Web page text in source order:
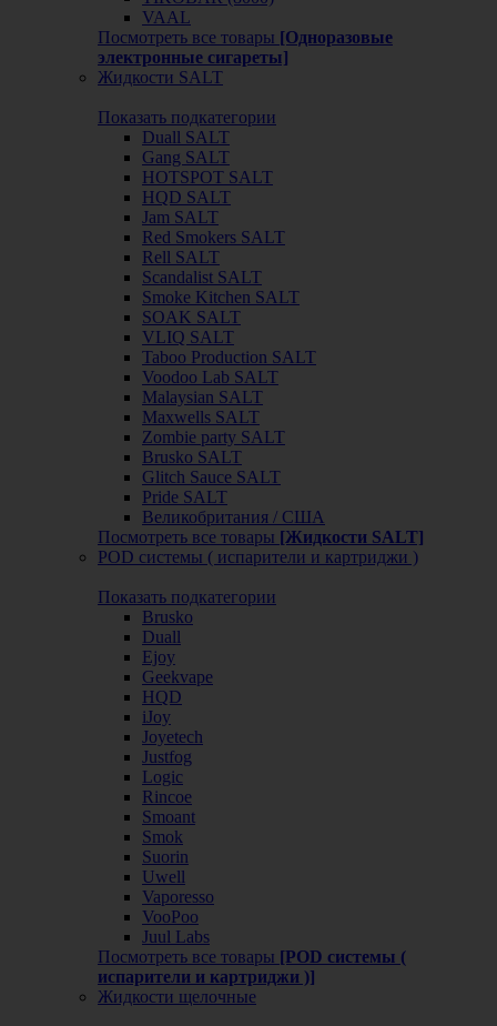
VAAL
Посмотреть все товары [Одноразовые
электронные сигареты]
Жидкости SALT
Показать подкатегории
Duall SALT
Gang SALT
HOTSPOT SALT
HQD SALT
Jam SALT
Red Smokers SALT
Rell SALT
Scandalist SALT
Smoke Kitchen SALT
SOAK SALT
VLIQ SALT
Taboo Production SALT
Voodoo Lab SALT
Malaysian SALT
Maxwells SALT
Zombie party SALT
Brusko SALT
Glitch Sauce SALT
Pride SALT
Великобритания / США
Посмотреть все товары [Жидкости SALT]
POD системы ( испарители и картриджи )
Показать подкатегории
Brusko
Duall
Ejoy
Geekvape
HQD
iJoy
Joyetech
Justfog
Logic
Rincoe
Smoant
Smok
Suorin
Uwell
Vaporesso
VooPoo
Juul Labs
Посмотреть все товары [POD системы (
испарители и картриджи )]
Жидкости щелочные